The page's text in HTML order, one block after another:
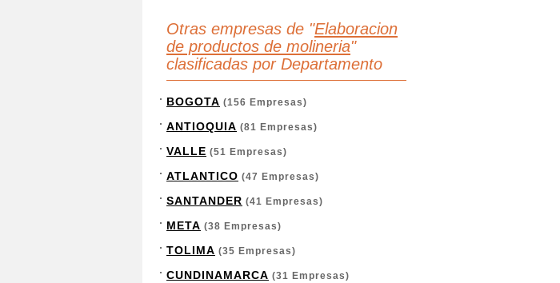
Otras empresas de "Elaboracion
de productos de molineria"
clasificadas por Departamento
BOGOTA (156 Empresas)
ANTIOQUIA (81 Empresas)
VALLE (51 Empresas)
ATLANTICO (47 Empresas)
SANTANDER (41 Empresas)
META (38 Empresas)
TOLIMA (35 Empresas)
CUNDINAMARCA (31 Empresas)